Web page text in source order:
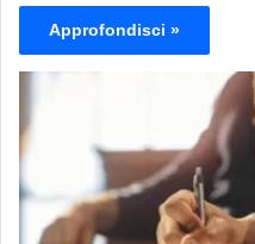
Approfondisci »